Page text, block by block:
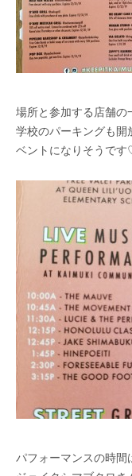
場所と参加する店舗の
学校のパーキングも開
ベントになりそうで
パフォーマンスの時間